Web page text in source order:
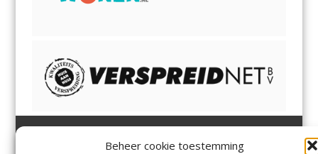
Beheer cookie toestemming